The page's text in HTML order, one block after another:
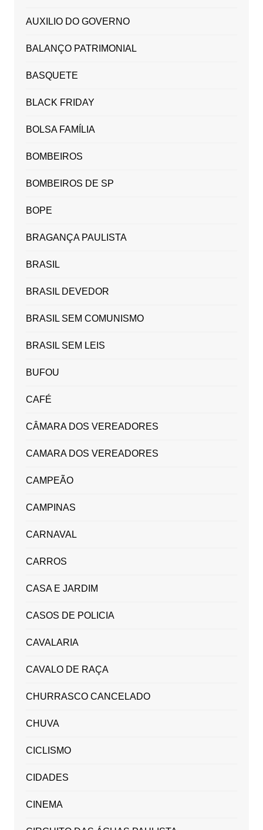
AUXILIO DO GOVERNO
BALANÇO PATRIMONIAL
BASQUETE
BLACK FRIDAY
BOLSA FAMÍLIA
BOMBEIROS
BOMBEIROS DE SP
BOPE
BRAGANÇA PAULISTA
BRASIL
BRASIL DEVEDOR
BRASIL SEM COMUNISMO
BRASIL SEM LEIS
BUFOU
CAFÉ
CÂMARA DOS VEREADORES
CAMARA DOS VEREADORES
CAMPEÃO
CAMPINAS
CARNAVAL
CARROS
CASA E JARDIM
CASOS DE POLICIA
CAVALARIA
CAVALO DE RAÇA
CHURRASCO CANCELADO
CHUVA
CICLISMO
CIDADES
CINEMA